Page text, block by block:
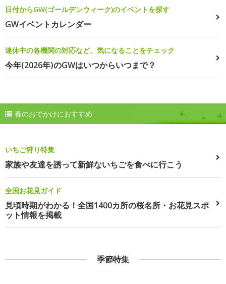
日付からGW(ゴールデンウィーク)のイベントを探す
GWイベントカレンダー
連休中の各機関の対応など、気になることをチェック
今年(2026年)のGWはいつからいつまで？
春のおでかけにおすすめ
いちご狩り特集
家族や友達を誘って新鮮ないちごを食べに行こう
全国お花見ガイド
見頃時期がわかる！全国1400カ所の桜名所・お花見スポ
ット情報を掲載
季節特集